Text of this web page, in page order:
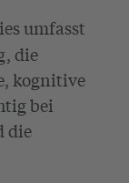
umfasst
die
kognitive
bei
die